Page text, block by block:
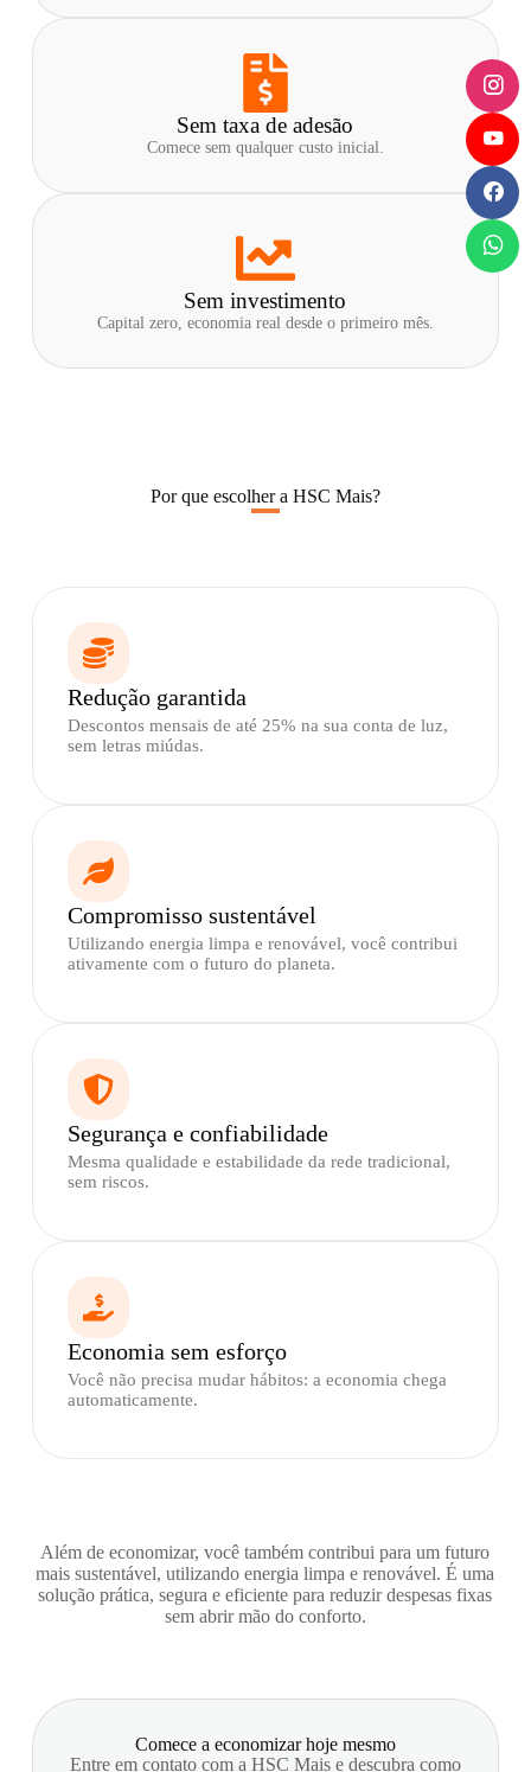
Sem taxa de adesão
Comece sem qualquer custo inicial.
Sem investimento
Capital zero, economia real desde o primeiro mês.
Por que escolher a HSC Mais?
Redução garantida
Descontos mensais de até 25% na sua conta de luz,
sem letras miúdas.
Compromisso sustentável
Utilizando energia limpa e renovável, você contribui
ativamente com o futuro do planeta.
Segurança e confiabilidade
Mesma qualidade e estabilidade da rede tradicional,
sem riscos.
Economia sem esforço
Você não precisa mudar hábitos: a economia chega
automaticamente.
Além de economizar, você também contribui para um futuro
mais sustentável, utilizando energia limpa e renovável. É uma
solução prática, segura e eficiente para reduzir despesas fixas
sem abrir mão do conforto.
Comece a economizar hoje mesmo
Entre em contato com a HSC Mais e descubra como